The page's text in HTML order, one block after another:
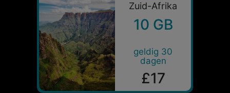
Zuid-Afrika
10 GB
geldig 30
dagen
£17